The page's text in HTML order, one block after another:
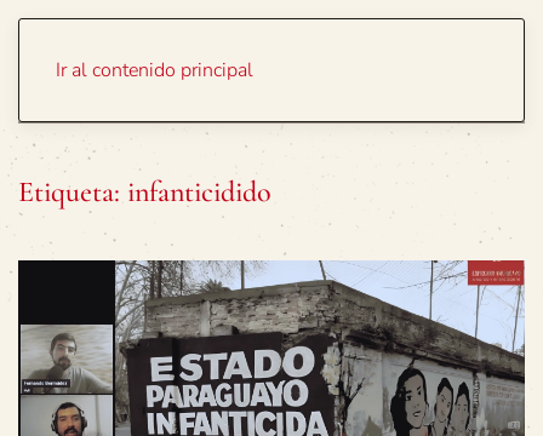
Ir al contenido principal
Etiqueta: infanticidido